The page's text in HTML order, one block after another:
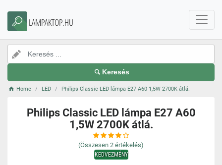
LAMPAKTOP.HU
Keresés
Home LED Philips Classic LED lámpa E27 A60 1,5W 2700K átlá.
Philips Classic LED lámpa E27 A60
1,5W 2700K átlá.
(Összesen 2 értékelés)
KEDVEZMÉNY